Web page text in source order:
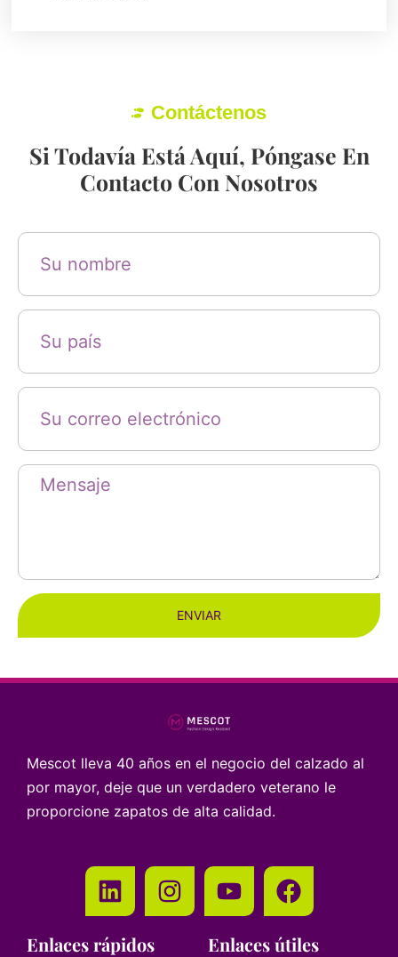
Contáctenos
Si Todavía Está Aquí, Póngase En
Contacto Con Nosotros
ENVIAR
Mescot lleva 40 años en el negocio del calzado al
por mayor, deje que un verdadero veterano le
proporcione zapatos de alta calidad.
Enlaces rápidos Enlaces útiles